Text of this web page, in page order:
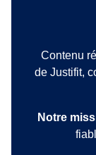
Contenu
de Justifit,
Notre